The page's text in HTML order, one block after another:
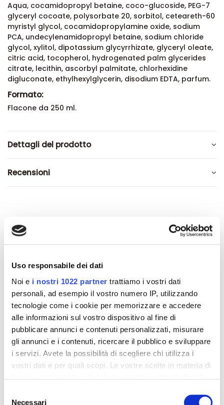
Uso responsabile dei dati
Noi e i nostri 1022 partner trattiamo i vostri dati
personali, ad esempio il vostro numero IP, utilizzando
tecnologie come i cookie per memorizzare e accedere
alle informazioni sul vostro dispositivo al fine di
pubblicare annunci e contenuti personalizzati, misurare
gli annunci e i contenuti, ricercare il pubblico e sviluppare
i servizi. Avete la possibilità di scegliere chi utilizza i
vostri dati e per quali scopi. Le vostre scelte in materia di
modificare o revocare il proprio consenso in qualsiasi
Necessari
Aqua, cocamidopropyl betaine, coco-glucoside, PEG-7
glyceryl cocoate, polysorbate 20, sorbitol, ceteareth-60
myristyl glycol, cocamidopropylamine oxide, sodium
PCA, undecylenamidopropyl betaine, sodium chloride
glycol, xylitol, dipotassium glycyrrhizate, glyceryl oleate,
citric acid, tocopherol, hydrogenated palm glycerides
citrate, lecithin, ascorbyl palmitate, chlorhexidine
digluconate, ethylhexylglycerin, disodium EDTA, parfum.
Formato:
Flacone da 250 ml.
Dettagli del prodotto
Recensioni
Altri prodotti che potrebbero
interessarti